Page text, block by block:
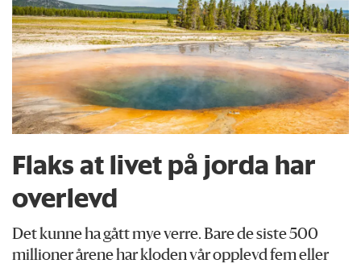
Flaks at livet på jorda har
overlevd
Det kunne ha gått mye verre. Bare de siste 500
millioner årene har kloden vår opplevd fem eller